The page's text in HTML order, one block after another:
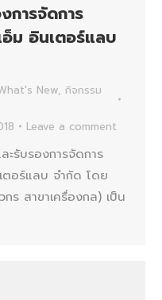
การจัดการ
ม อินเตอร์แลบ
New, กิจกรรม
Leave a comment
รับรองการจัดการ
อร์แลบ จํากัด โดย
สาขาเครื่องกล) เป็น